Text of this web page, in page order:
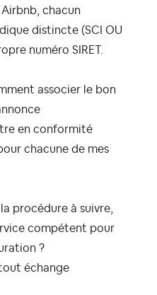
chacun
distincte (SCI OU
numéro SIRET.
associer le bon
en conformité
chacune de mes
procédure à suivre,
compétent pour
?
échange